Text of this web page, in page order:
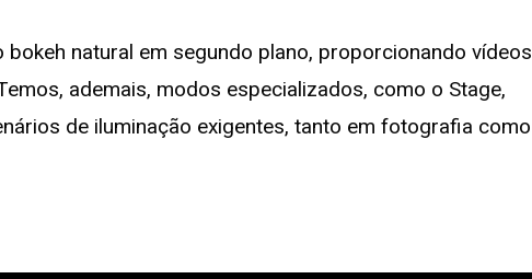
natural em segundo plano, proporcionando vídeos
ademais, modos especializados, como o Stage,
de iluminação exigentes, tanto em fotografia como